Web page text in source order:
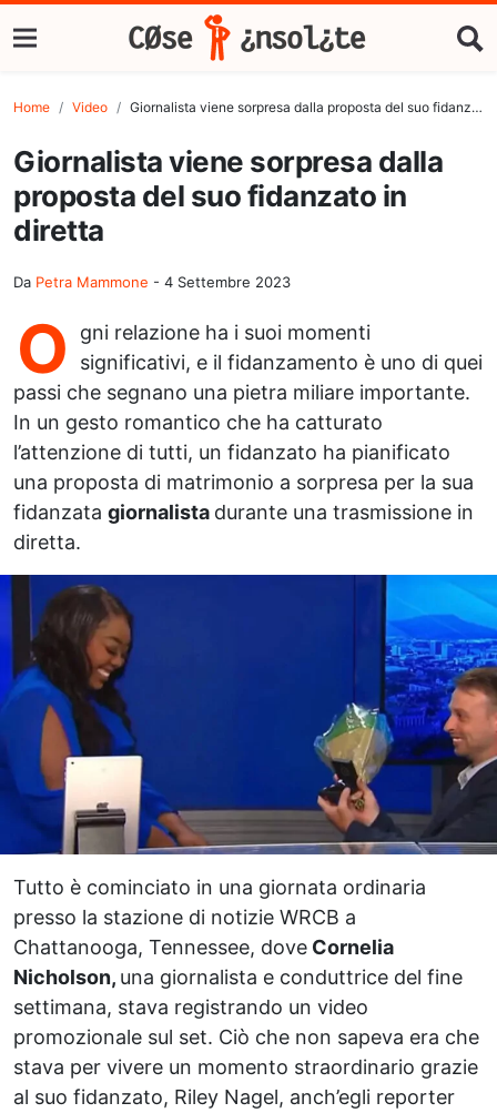
Home Video Giornalista viene sorpresa dalla proposta del suo fidanzato in diretta
Giornalista viene sorpresa dalla
proposta del suo fidanzato in
diretta
Da Petra Mammone - 4 Settembre 2023
O
gni relazione ha i suoi momenti
significativi, e il fidanzamento è uno di quei
passi che segnano una pietra miliare importante.
In un gesto romantico che ha catturato
l’attenzione di tutti, un fidanzato ha pianificato
una proposta di matrimonio a sorpresa per la sua
fidanzata giornalista durante una trasmissione in
diretta.
Tutto è cominciato in una giornata ordinaria
presso la stazione di notizie WRCB a
Chattanooga, Tennessee, dove Cornelia
Nicholson, una giornalista e conduttrice del fine
settimana, stava registrando un video
promozionale sul set. Ciò che non sapeva era che
stava per vivere un momento straordinario grazie
al suo fidanzato, Riley Nagel, anch’egli reporter